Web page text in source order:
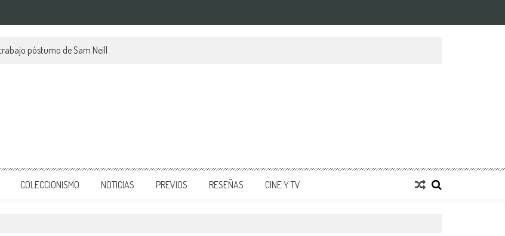
póstumo de Sam Neill
COLECCIONISMO NOTICIAS PREVIOS RESEÑAS CINE Y TV